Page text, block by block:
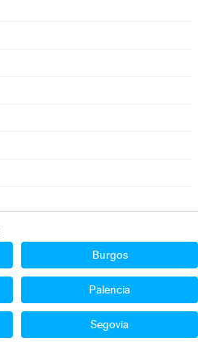
Burgos
Palencia
Segovia